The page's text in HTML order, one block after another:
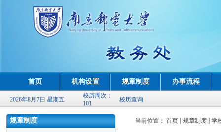
首页 机构设置 规章制度 办事流程
2026年8月7日 星期五
校历周次：
101
校历查询
规章制度 当前位置： 首页 规章制度 学